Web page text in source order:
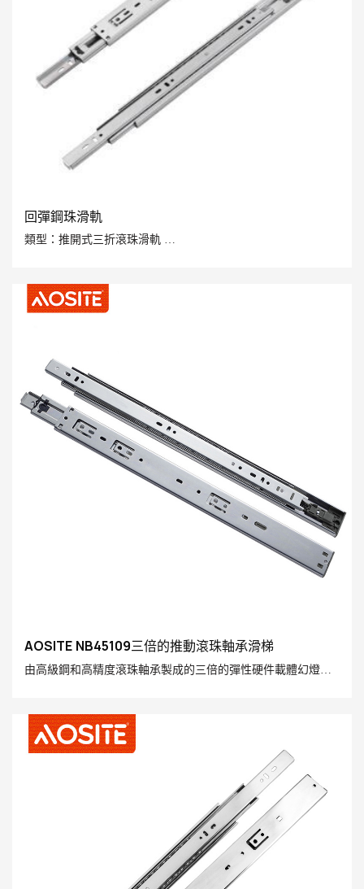
回彈鋼珠滑軌
類型：推開式三折滾珠滑軌
可選尺寸：250mm-600mm
安裝間隙：12。7±0.2 毫米
AOSITE NB45109三倍的推動滾珠軸承滑梯
由高級鋼和高精度滾珠軸承製成的三倍的彈性硬件載體幻燈片
滑動，節省您的時間和精力，並為您帶來更舒適的家庭體驗！